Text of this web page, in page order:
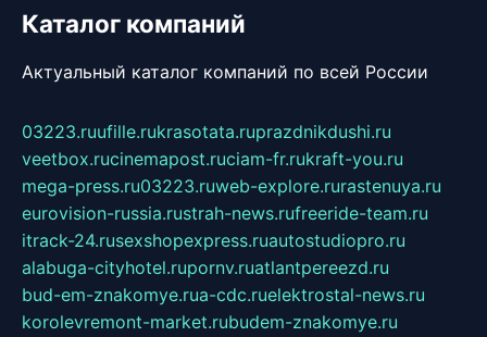
Каталог компаний
Актуальный каталог компаний по всей России
03223.ruufille.rukrasotata.ruprazdnikdushi.ru
veetbox.rucinemapost.ruciam-fr.rukraft-you.ru
mega-press.ru03223.ruweb-explore.rurastenuya.ru
eurovision-russia.rustrah-news.rufreeride-team.ru
itrack-24.rusexshopexpress.ruautostudiopro.ru
alabuga-cityhotel.rupornv.ruatlantpereezd.ru
bud-em-znakomye.rua-cdc.ruelektrostal-news.ru
korolevremont-market.rubudem-znakomye.ru